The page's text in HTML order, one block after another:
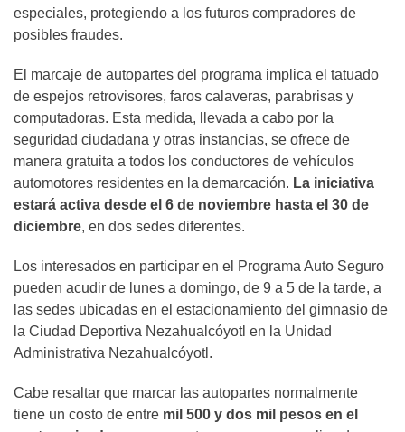
especiales, protegiendo a los futuros compradores de
posibles fraudes.
El marcaje de autopartes del programa implica el tatuado
de espejos retrovisores, faros calaveras, parabrisas y
computadoras. Esta medida, llevada a cabo por la
seguridad ciudadana y otras instancias, se ofrece de
manera gratuita a todos los conductores de vehículos
automotores residentes en la demarcación. La iniciativa
estará activa desde el 6 de noviembre hasta el 30 de
diciembre, en dos sedes diferentes.
Los interesados en participar en el Programa Auto Seguro
pueden acudir de lunes a domingo, de 9 a 5 de la tarde, a
las sedes ubicadas en el estacionamiento del gimnasio de
la Ciudad Deportiva Nezahualcóyotl en la Unidad
Administrativa Nezahualcóyotl.
Cabe resaltar que marcar las autopartes normalmente
tiene un costo de entre mil 500 y dos mil pesos en el